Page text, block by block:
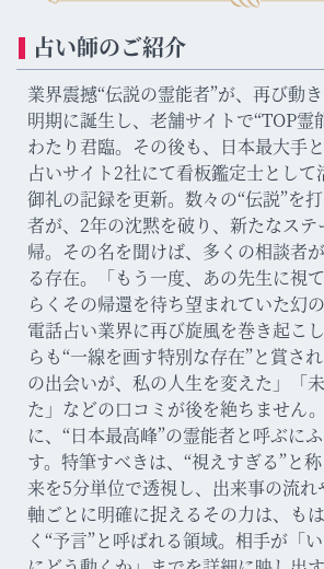
占い師のご紹介
業界震撼“伝説の霊能者”が、再び動
明期に誕生し、老舗サイトで“TOP霊
わたり君臨。その後も、日本最大手
占いサイト2社にて看板鑑定士として
御礼の記録を更新。数々の“伝説”を
者が、2年の沈黙を破り、新たなステ
帰。その名を聞けば、多くの相談者
る存在。「もう一度、あの先生に視
らくその帰還を待ち望まれていた幻
電話占い業界に再び旋風を巻き起こ
らも“一線を画す特別な存在”と賞さ
の出会いが、私の人生を変えた」「
た」などの口コミが後を絶ちません
に、“日本最高峰”の霊能者と呼ぶに
す。特筆すべきは、“視えすぎる”と
来を5分単位で透視し、出来事の流
軸ごとに明確に捉えるその力は、も
く“予言”と呼ばれる領域。相手が「